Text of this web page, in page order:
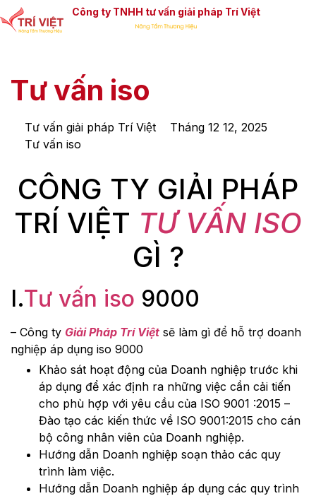
Công ty TNHH tư vấn giải pháp Trí Việt
Tư vấn iso
Tư vấn giải pháp Trí Việt
Tháng 12 12, 2025
Tư vấn iso
CÔNG TY GIẢI PHÁP
TRÍ VIỆT TƯ VẤN ISO
GÌ ?
I.Tư vấn iso 9000
– Công ty Giải Pháp Trí Việt sẽ làm gì để hỗ trợ doanh
nghiệp áp dụng iso 9000
Khảo sát hoạt động của Doanh nghiệp trước khi
áp dụng để xác định ra những việc cần cải tiến
cho phù hợp với yêu cầu của ISO 9001 :2015 –
Đào tạo các kiến thức về ISO 9001:2015 cho cán
bộ công nhân viên của Doanh nghiệp.
Hướng dẫn Doanh nghiệp soạn thảo các quy
trình làm việc.
Hướng dẫn Doanh nghiệp áp dụng các quy trình